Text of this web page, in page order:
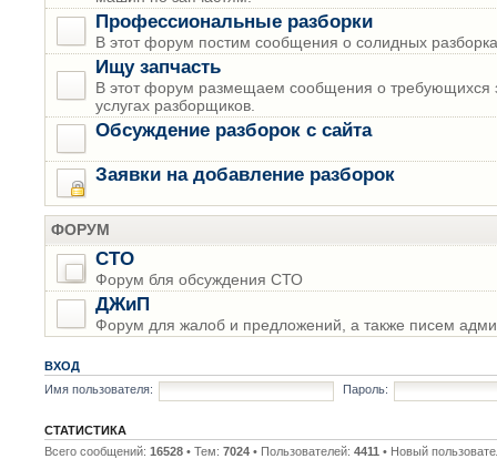
Профессиональные разборки
В этот форум постим сообщения о солидных
Ищу запчасть
В этот форум размещаем сообщения о требующихся
услугах разборщиков.
Обсуждение разборок с сайта
Заявки на добавление разборок
ФОРУМ
СТО
Форум бля обсуждения СТО
ДЖиП
Форум для жалоб и предложений, а также писем
ВХОД
Имя пользователя:
Пароль:
СТАТИСТИКА
Всего сообщений: 16528 • Тем: 7024 • Пользователей: 4411 • Новый